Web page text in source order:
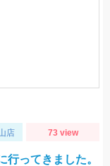
店 73 view
ってきました。